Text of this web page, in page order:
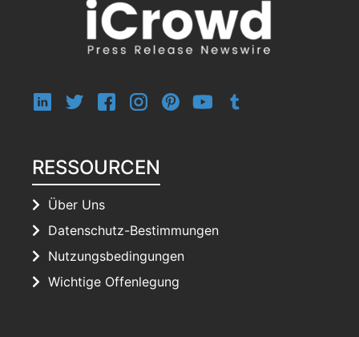
RESSOURCEN
Über Uns
Datenschutz-Bestimmungen
Nutzungsbedingungen
Wichtige Offenlegung